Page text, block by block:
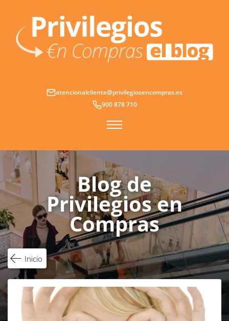
contenido
atencionalcliente@privilegiosencompras.es
900 878 710
Blog de
Privilegios en
Compras
Inicio